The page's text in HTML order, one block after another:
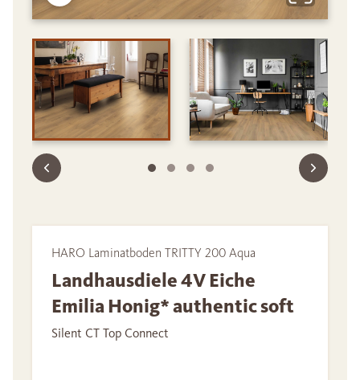
HARO Laminatboden TRITTY 200 Aqua
Landhausdiele 4V Eiche
Emilia Honig* authentic soft
Silent CT Top Connect